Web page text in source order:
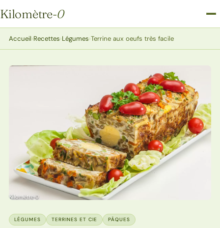
Kilomètre-0
Kilomètre-0
Accueil›Recettes›Légumes›Terrine aux oeufs très facile
LÉGUMES TERRINES ET CIE PÂQUES